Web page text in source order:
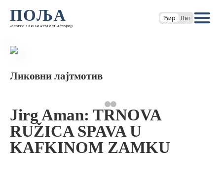
ПОЉА
часопис за књижевност и теорију
Ћир Лат
Ликовни лајтмотив
Jirg Aman: TRNOVA
RUŽICA SPAVA U
KAFKINOM ZAMKU